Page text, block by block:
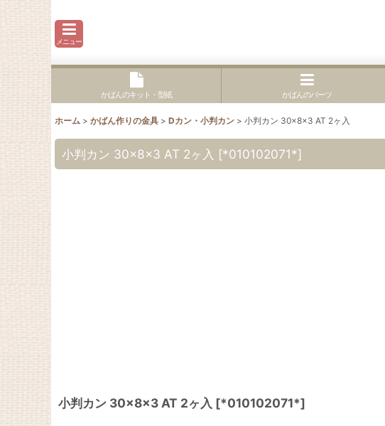
メニュー
かばんのキット・型紙 かばんのパーツ
ホーム > かばん作りの金具 > Dカン・小判カン > 小判カン 30×8×3 AT 2ヶ入
小判カン 30×8×3 AT 2ヶ入 [*010102071*]
小判カン 30×8×3 AT 2ヶ入 [*010102071*]